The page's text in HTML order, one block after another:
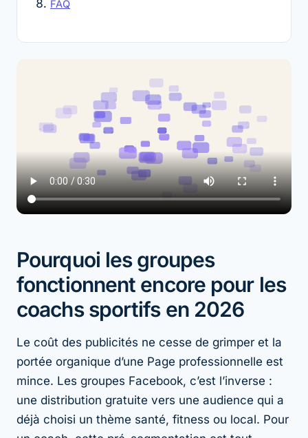
FAQ
Pourquoi les groupes
fonctionnent encore pour les
coachs sportifs en 2026
Le coût des publicités ne cesse de grimper et la
portée organique d’une Page professionnelle est
mince. Les groupes Facebook, c’est l’inverse :
une distribution gratuite vers une audience qui a
déjà choisi un thème santé, fitness ou local. Pour